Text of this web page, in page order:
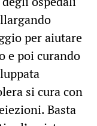
per aiutare
e poi curando
si cura con
Basta